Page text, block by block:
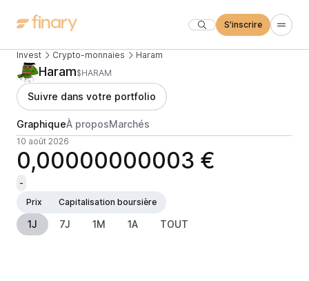
S'inscrire
Invest Crypto-monnaies Haram
Haram$HARAM
Suivre dans votre portfolio
GraphiqueÀ proposMarchés
10 août 2026
0,00000000003 €
-
Prix
Capitalisation boursière
1J 7J 1M 1A TOUT